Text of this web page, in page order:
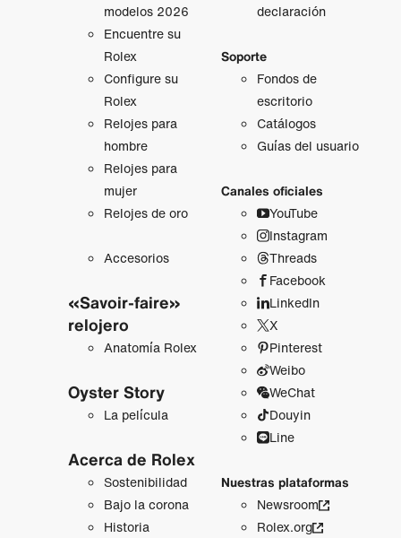
modelos 2026
Encuentre su
Rolex
Configure su
Rolex
Relojes para
hombre
Relojes para
mujer
Relojes de oro
Accesorios
«Savoir-faire»
relojero
Anatomía Rolex
Oyster Story
La película
Acerca de Rolex
Sostenibilidad
Bajo la corona
Historia
declaración
Soporte
Fondos de
escritorio
Catálogos
Guías del usuario
Canales oficiales
YouTube
Instagram
Threads
Facebook
LinkedIn
X
Pinterest
Weibo
WeChat
Douyin
Line
Nuestras plataformas
Newsroom
Rolex.org